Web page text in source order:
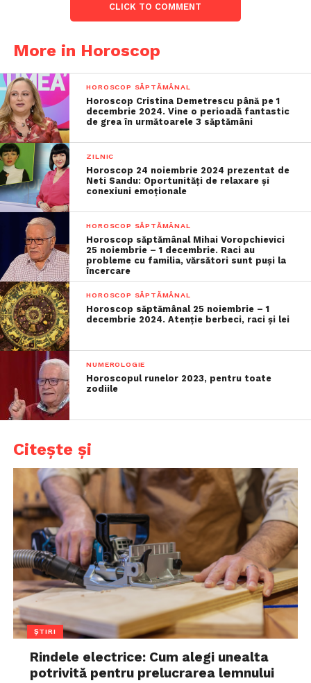
CLICK TO COMMENT
More in Horoscop
HOROSCOP SĂPTĂMÂNAL
Horoscop Cristina Demetrescu până pe 1
decembrie 2024. Vine o perioadă fantastic
de grea în următoarele 3 săptămâni
ZILNIC
Horoscop 24 noiembrie 2024 prezentat de
Neti Sandu: Oportunități de relaxare și
conexiuni emoționale
HOROSCOP SĂPTĂMÂNAL
Horoscop săptămânal Mihai Voropchievici
25 noiembrie – 1 decembrie. Raci au
probleme cu familia, vărsători sunt puși la
încercare
HOROSCOP SĂPTĂMÂNAL
Horoscop săptămânal 25 noiembrie – 1
decembrie 2024. Atenție berbeci, raci și lei
NUMEROLOGIE
Horoscopul runelor 2023, pentru toate
zodiile
Citește și
ȘTIRI
Rindele electrice: Cum alegi unealta
potrivită pentru prelucrarea lemnului